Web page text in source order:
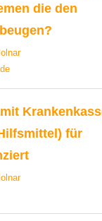
die den
für